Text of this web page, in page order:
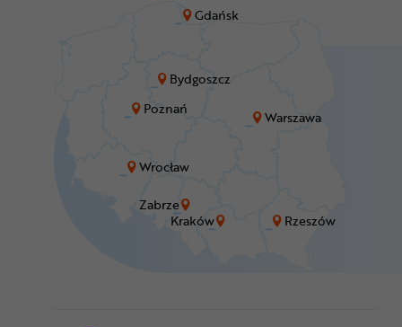
Bydgoszcz
Gdańsk
Kraków
Poznań
Rzeszów
Warszawa
Wrocław
Zabrze